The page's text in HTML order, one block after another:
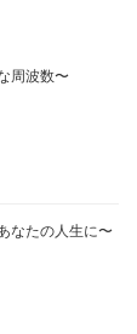
周波数〜
なたの人生に〜